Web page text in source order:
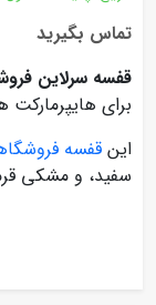
تماس بگیرید
قفسه سرلاین
برای
این قفسه
سفید، و مشکی